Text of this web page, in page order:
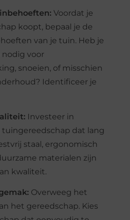
Voordat je
koopt, bepaal je de
van je tuin. Heb je
nodig voor
snoeien, of misschien
Identificeer je
Investeer in
tuingereedschap dat lang
staal, ergonomisch
materialen zijn
kwaliteit.
Overweeg het
het gereedschap. Kies